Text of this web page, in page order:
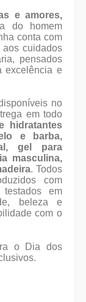
e amores,
do homem
conta com
cuidados
pensados
excelência e
no
em todo
hidratantes
e barba,
gel para
masculina,
. Todos
com
em
beleza e
com o
o Dia dos